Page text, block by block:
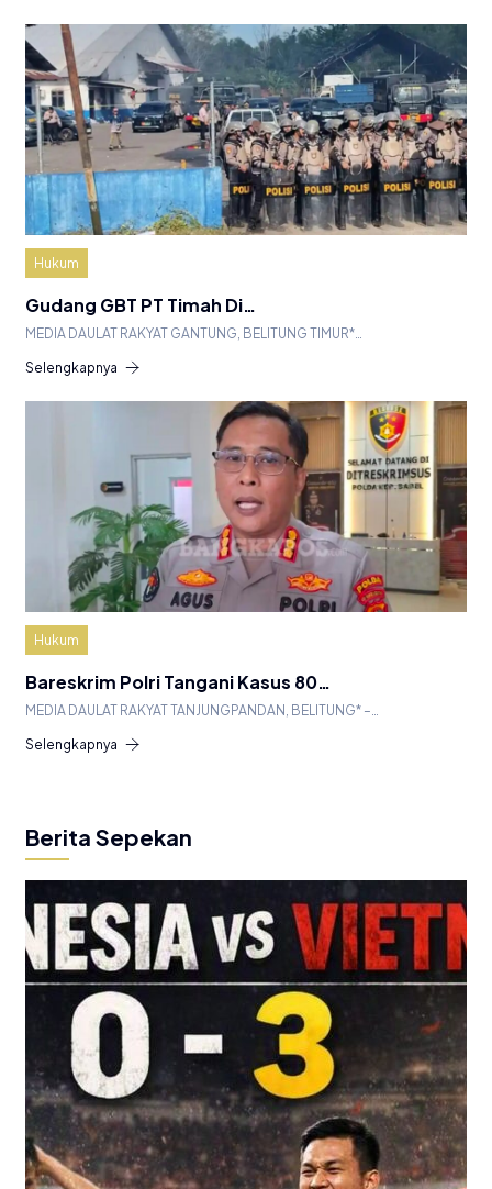
Hukum
Gudang GBT PT Timah Di…
MEDIA DAULAT RAKYAT GANTUNG, BELITUNG TIMUR*…
Selengkapnya
Hukum
Bareskrim Polri Tangani Kasus 80…
MEDIA DAULAT RAKYAT TANJUNGPANDAN, BELITUNG* –…
Selengkapnya
Berita Sepekan